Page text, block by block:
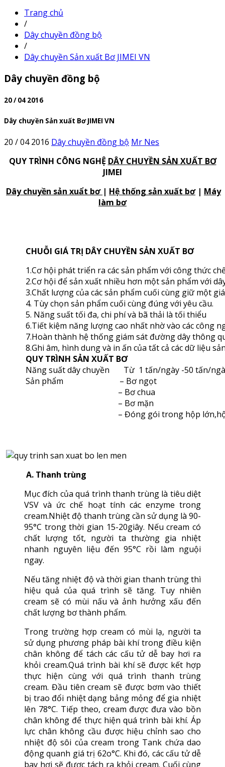
Trang chủ
/
Dây chuyền đồng bộ
/
Dây chuyền Sản xuất Bơ JIMEI VN
Dây chuyền đồng bộ
20 / 04 2016
Dây chuyền Sản xuất Bơ JIMEI VN
20 / 04 2016 Dây chuyền đồng bộ Mr Nes
QUY TRÌNH CÔNG NGHỆ DÂY CHUYỀN SẢN XUẤT BƠ
JIMEI
Dây chuyền sản xuẩt bơ | Hệ thống sản xuất bơ| Máy
làm bơ
CHUỖI GIÁ TRỊ DÂY CHUYỀN SẢN XUẤT BƠ
1.Cơ hội phát triển ra các sản phẩm với công thức
2.Cơ hội để sản xuất nhiều hơn một sản phẩm với
3.Chất lượng của các sản phẩm cuối cùng giữ một
4. Tùy chọn sản phẩm cuối cùng đúng với yêu cầu.
5. Năng suất tối đa, chi phí và bã thải là tối thiểu
6.Tiết kiệm năng lượng cao nhất nhờ vào các công
7.Hoàn thành hệ thống giám sát đường dây thông
8.Ghi âm, hình dung và in ấn của tất cả các dữ liệu
QUY TRÌNH SẢN XUẤT BƠ
Năng suất dây chuyền Từ 1 tấn/ngày -50 tấn/
Sản phẩm – Bơ ngọt
– Bơ chua
– Bơ mặn
– Đóng gói trong hộp lớn,hộp
A. Thanh trùng
Mục đích của quá trình thanh trùng là tiêu diệt
VSV và ức chế hoạt tính các enzyme trong
cream.Nhiệt độ thanh trùng cần sử dụng là 90-
95°C trong thời gian 15-20giây. Nếu cream có
chất lượng tốt, người ta thường gia nhiệt
nhanh nguyên liệu đến 95°C rồi làm nguội
ngay.
Nếu tăng nhiệt độ và thời gian thanh trùng thì
hiệu quả của quá trình sẽ tăng. Tuy nhiên
cream sẽ có mùi nấu và ảnh hưởng xấu đến
chất lượng bơ thành phẩm.
Trong trường hợp cream có mùi lạ, người ta
sử dụng phương pháp bài khí trong điều kiện
chân không để tách các cấu tử dễ bay hơi ra
khỏi cream.Quá trình bài khí sẽ được kết hợp
thực hiện cùng với quá trình thanh trùng
cream. Đầu tiên cream sẽ được bơm vào thiết
bị trao đổi nhiệt dạng bảng mỏng để gia nhiệt
lên 78°C. Tiếp theo, cream được đưa vào bồn
chân không để thực hiện quá trình bài khí. Áp
lực chân không cầu được hiệu chỉnh sao cho
nhiệt độ sôi của cream trong Tank chứa dao
động quanh giá trị 62o°C. Khi đó, các cấu tử dễ
bay hơi sẽ được tách ra khỏi cream. Cuối cùng